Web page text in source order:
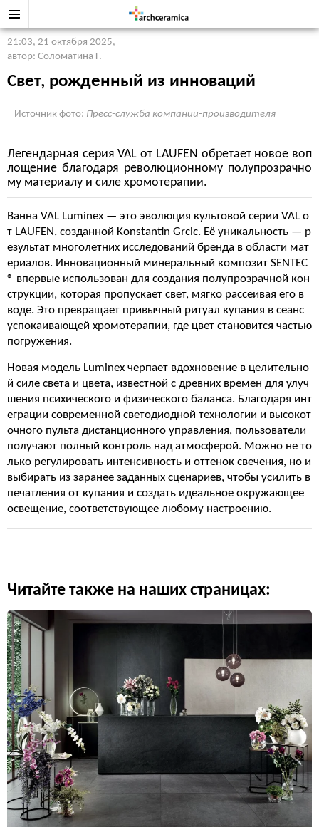
21:03, 21 октября 2025,
автор: Соломатина Г.
Свет, рожденный из инноваций
Источник фото: Пресс-служба компании-производителя
Легендарная серия VAL от LAUFEN обретает новое воп
лощение благодаря революционному полупрозрачно
му материалу и силе хромотерапии.
Ванна VAL Luminex — это эволюция культовой серии VAL о
т LAUFEN, созданной Konstantin Grcic. Её уникальность — р
езультат многолетних исследований бренда в области мат
ериалов. Инновационный минеральный композит SENTEC
® впервые использован для создания полупрозрачной кон
струкции, которая пропускает свет, мягко рассеивая его в
воде. Это превращает привычный ритуал купания в сеанс
успокаивающей хромотерапии, где цвет становится частью
погружения.
Новая модель Luminex черпает вдохновение в целительно
й силе света и цвета, известной с древних времен для улуч
шения психического и физического баланса. Благодаря инт
еграции современной светодиодной технологии и высокот
очного пульта дистанционного управления, пользователи
получают полный контроль над атмосферой. Можно не то
лько регулировать интенсивность и оттенок свечения, но и
выбирать из заранее заданных сценариев, чтобы усилить в
печатления от купания и создать идеальное окружающее
освещение, соответствующее любому настроению.
Читайте также на наших страницах: